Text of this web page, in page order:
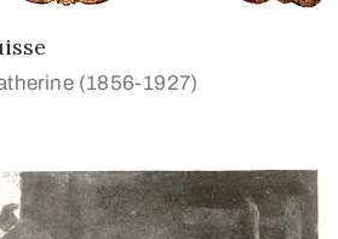
(1856-1927)